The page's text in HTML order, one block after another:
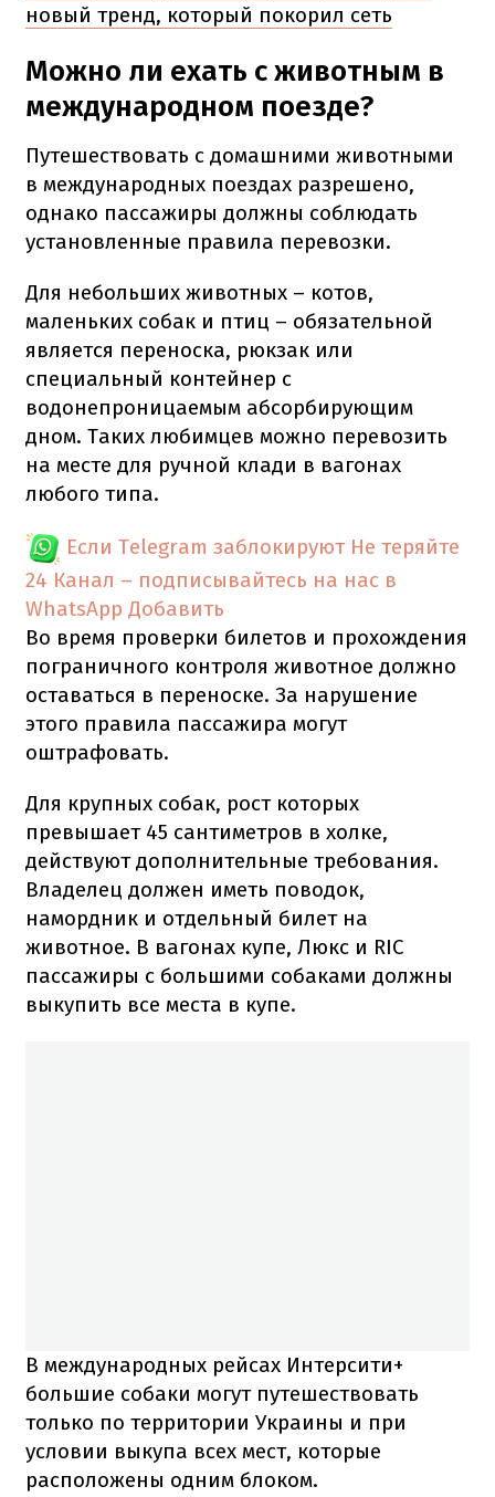
новый тренд, который покорил сеть
Можно ли ехать с животным в
международном поезде?
Путешествовать с домашними животными
в международных поездах разрешено,
однако пассажиры должны соблюдать
установленные правила перевозки.
Для небольших животных – котов,
маленьких собак и птиц – обязательной
является переноска, рюкзак или
специальный контейнер с
водонепроницаемым абсорбирующим
дном. Таких любимцев можно перевозить
на месте для ручной клади в вагонах
любого типа.
Если Telegram заблокируют Не теряйте
24 Канал – подписывайтесь на нас в
WhatsApp Добавить
Во время проверки билетов и прохождения
пограничного контроля животное должно
оставаться в переноске. За нарушение
этого правила пассажира могут
оштрафовать.
Для крупных собак, рост которых
превышает 45 сантиметров в холке,
действуют дополнительные требования.
Владелец должен иметь поводок,
намордник и отдельный билет на
животное. В вагонах купе, Люкс и RIC
пассажиры с большими собаками должны
выкупить все места в купе.
В международных рейсах Интерсити+
большие собаки могут путешествовать
только по территории Украины и при
условии выкупа всех мест, которые
расположены одним блоком.